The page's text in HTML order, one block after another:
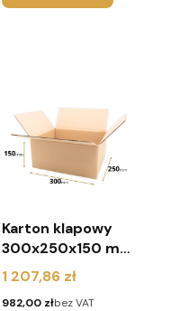
Karton klapowy
300x250x150 mm
(paleta 1200
sztuk)
Cena
1 207,86 zł
Cena
982,00 złbez VAT